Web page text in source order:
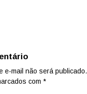
e-mail não será publicado.
com *